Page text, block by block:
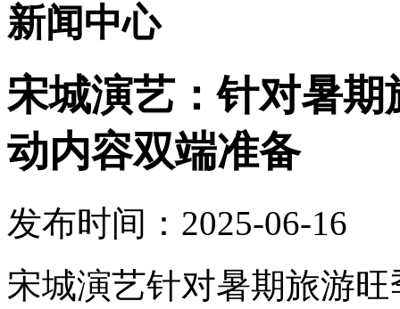
新闻中心
宋城演艺：针对暑
动内容双端准备
发布时间：2025-06-16
宋城演艺针对暑期旅游